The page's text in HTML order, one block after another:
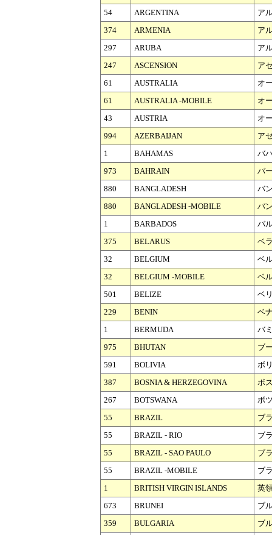
54
ARGENTINA
ア
374
ARMENIA
ア
297
ARUBA
ア
247
ASCENSION
ア
61
AUSTRALIA
オ
61
AUSTRALIA -MOBILE
オ
43
AUSTRIA
オ
994
AZERBAIJAN
ア
1
BAHAMAS
バ
973
BAHRAIN
バ
880
BANGLADESH
バ
880
BANGLADESH -MOBILE
バ
1
BARBADOS
バ
375
BELARUS
ベ
32
BELGIUM
ベ
32
BELGIUM -MOBILE
ベ
501
BELIZE
ベ
229
BENIN
ベ
1
BERMUDA
バ
975
BHUTAN
ブ
591
BOLIVIA
ボ
387
BOSNIA & HERZEGOVINA
ボ
267
BOTSWANA
ボ
55
BRAZIL
ブ
55
BRAZIL - RIO
ブ
55
BRAZIL - SAO PAULO
ブ
55
BRAZIL -MOBILE
ブ
1
BRITISH VIRGIN ISLANDS
英
673
BRUNEI
ブ
359
BULGARIA
ブ